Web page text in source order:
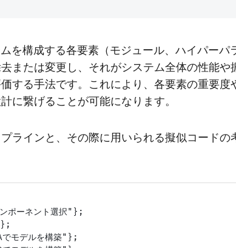
を構成する各要素（モジュール、ハイパーパ
または変更し、それがシステム全体の性能や
する手法です。これにより、各要素の重要度
に繋げることが可能になります。
ラインと、その際に用いられる擬似コードの
ーネント選択"};
モデルを構築"};